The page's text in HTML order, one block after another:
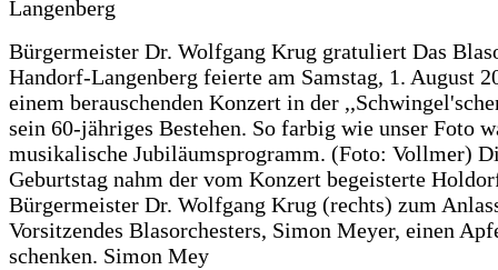
Bürgermeister Dr. Wolfgang Krug gratuliert Das
Handorf-Langenberg feierte am Samstag, 1. August
einem berauschenden Konzert in der
sein 60-jähriges Bestehen. So farbig wie unser Foto
musikalische Jubiläumsprogramm. (Foto: Vollmer)
Geburtstag nahm der vom Konzert begeisterte
Bürgermeister Dr. Wolfgang Krug (rechts) zum
Vorsitzendes Blasorchesters, Simon Meyer, einen
schenken. Simon Mey